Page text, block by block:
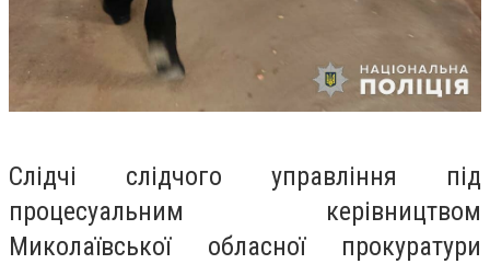
Слідчі слідчого управління під
процесуальним керівництвом
Миколаївської обласної прокуратури